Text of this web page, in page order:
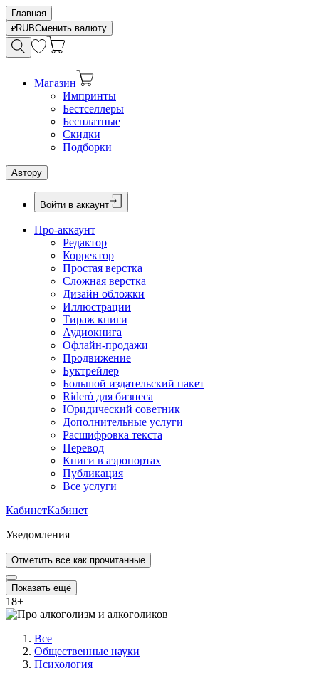
Главная
RUBСменить валюту
Магазин
Импринты
Бестселлеры
Бесплатные
Скидки
Подборки
Автору
Войти в аккаунт
Про-аккаунт
Редактор
Корректор
Простая верстка
Сложная верстка
Дизайн обложки
Иллюстрации
Тираж книги
Аудиокнига
Офлайн-продажи
Продвижение
Буктрейлер
Большой издательский пакет
Rideró для бизнеса
Юридический советник
Дополнительные услуги
Расшифровка текста
Перевод
Книги в аэропортах
Публикация
Все услуги
КабинетКабинет
Уведомления
Отметить все как прочитанные
Показать ещё
18+
Все
Общественные науки
Психология